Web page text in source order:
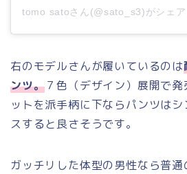
tomo satoさん(@sato_s3)がシェア
右のモデルさんが履いているのは
ンツ。７色（デザイン）展開で
ットを派手柄に下ならパンツは
スすると良さそうです。
ガッチリした体型の男性なら普